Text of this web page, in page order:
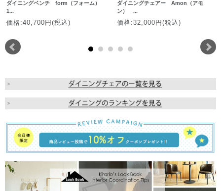
ダイニングベンチ form（フォーム）
1...
価格:40,700円(税込)
ダイニングチェアー Amon（アモ
ン） ...
価格:32,000円(税込)